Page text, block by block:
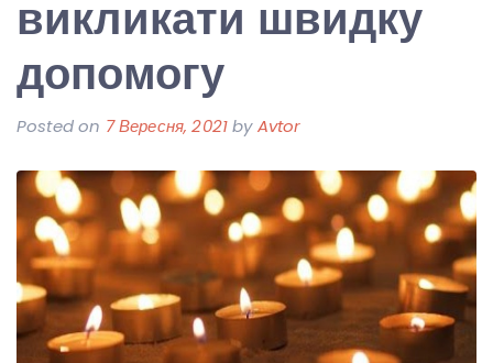
викликати швидку
допомогу
Posted on 7 Вересня, 2021byAvtor